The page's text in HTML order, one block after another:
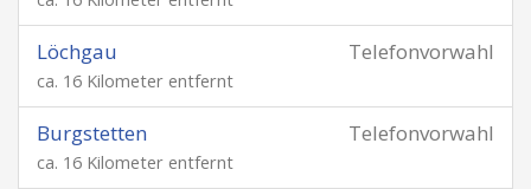
Telefonvorwahl
Löchgau
ca. 16 Kilometer entfernt
Telefonvorwahl
Burgstetten
ca. 16 Kilometer entfernt